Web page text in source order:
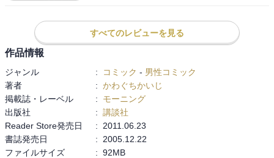
紹介より）
すべてのレビューを見る
作品情報
ジャンル : コミック - 男性コミック
著者
: かわぐちかいじ
掲載誌・レーベル
:
モーニング
出版社
: 講談社
Reader Store発売日
:
2011.06.23
書誌発売日
:
2005.12.22
ファイルサイズ
: 92MB